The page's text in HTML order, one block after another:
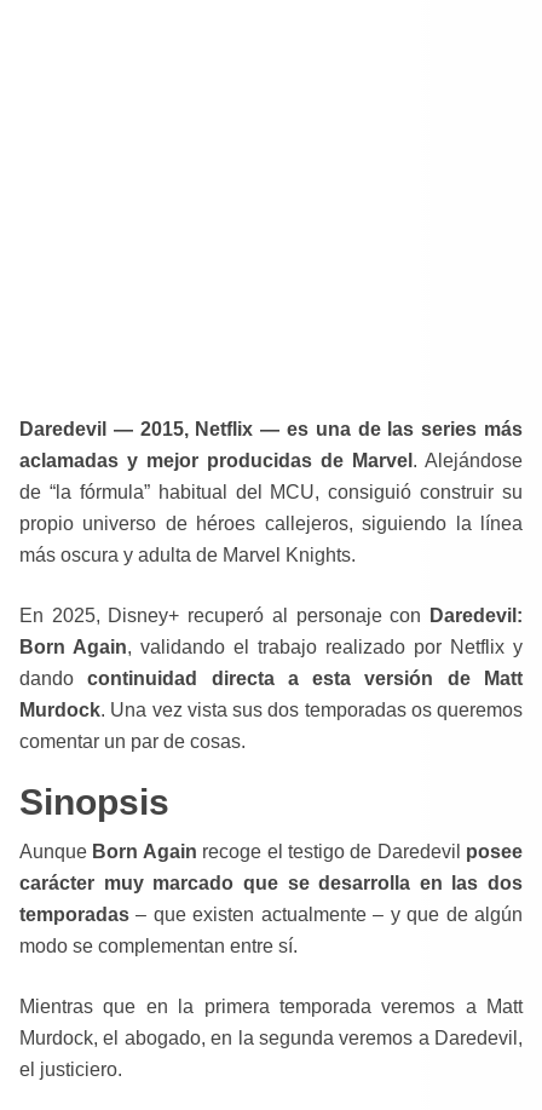
Daredevil — 2015, Netflix — es una de las series más
aclamadas y mejor producidas de Marvel . Alejándose
de “la fórmula” habitual del MCU, consiguió construir su
propio universo de héroes callejeros, siguiendo la línea
más oscura y adulta de Marvel Knights.
En 2025, Disney+ recuperó al personaje con
Daredevil:
Born Again, validando el trabajo realizado por Netflix y
dandocontinuidad directa a esta versión de Matt
Murdock. Una vez vista sus dos temporadas os queremos
comentar un par de cosas.
Sinopsis
Aunque Born Again recoge el testigo de Daredevil posee
carácter muy marcado que se desarrolla en las dos
temporadas – que existen actualmente – y que de algún
modo se complementan entre sí.
Mientras que en la primera temporada veremos a Matt
Murdock, el abogado, en la segunda veremos a Daredevil,
el justiciero.